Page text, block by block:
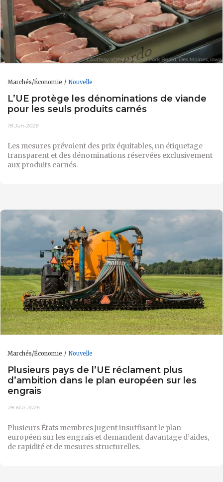
Marchés/Économie Nouvelle
L’UE protège les dénominations de viande
pour les seuls produits carnés
18-Jun-2026
Les mesures prévoient des prix équitables, un étiquetage
transparent et des dénominations réservées exclusivement
aux produits carnés.
Marchés/Économie Nouvelle
Plusieurs pays de l’UE réclament plus
d’ambition dans le plan européen sur les
engrais
28-Mai-2026
Plusieurs États membres jugent insuffisant le plan
européen sur les engrais et demandent davantage d’aides,
de rapidité et de mesures structurelles.